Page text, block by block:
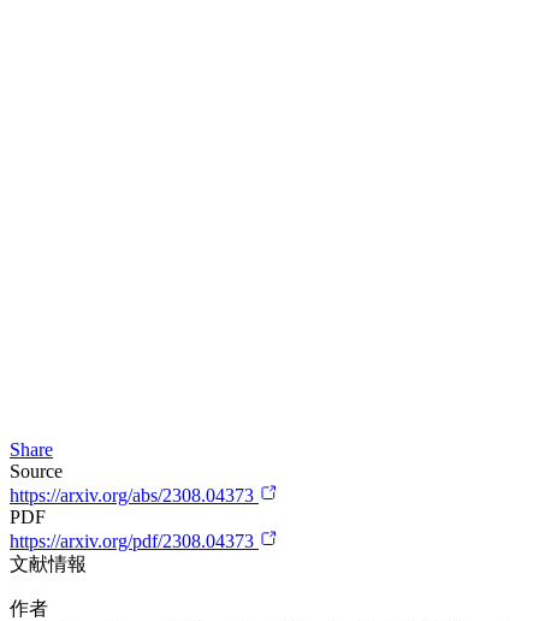
Share
Source
https://arxiv.org/abs/2308.04373
PDF
https://arxiv.org/pdf/2308.04373
文献情報
作者